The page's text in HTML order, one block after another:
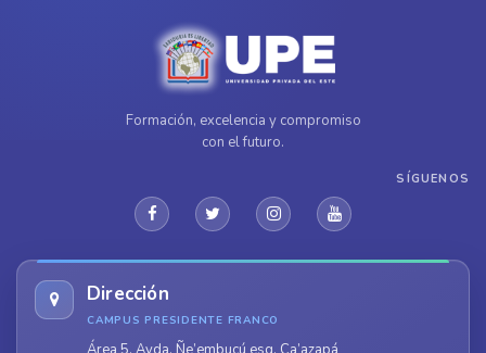
Formación, excelencia y compromiso
con el futuro.
SÍGUENOS
Dirección
CAMPUS PRESIDENTE FRANCO